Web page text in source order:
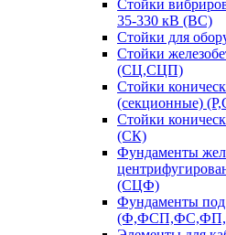
Стойки
35-330 кВ (ВС)
Стойки для
Стойки
(СЦ,СЦП)
Стойки
(секционные)
Стойки
(СК)
Фундаменты
(СЦФ)
Фундаменты под